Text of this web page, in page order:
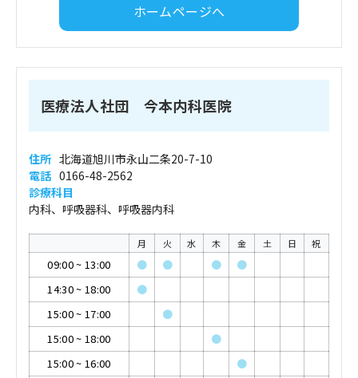
ホームページへ
医療法人社団 今本内科医院
住所 北海道旭川市永山二条20-7-10
電話 0166-48-2562
診療科目
内科、呼吸器科、呼吸器内科
月 火 水 木 金 土 日 祝
09:00~ 13:00 ● ● ●
●
14:30~ 18:00
●
15:00~ 17:00
●
15:00~ 18:00
●
15:00~ 16:00
●